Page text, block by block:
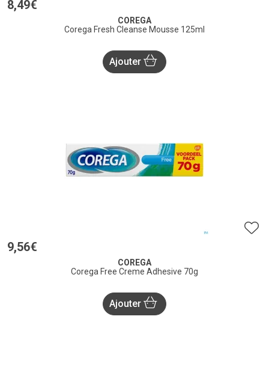
8,49€
COREGA
Corega Fresh Cleanse Mousse 125ml
Ajouter
9,56€
COREGA
Corega Free Creme Adhesive 70g
Ajouter